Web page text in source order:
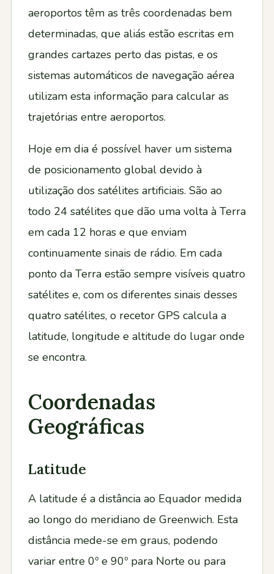
aeroportos têm as três coordenadas bem
determinadas, que aliás estão escritas em
grandes cartazes perto das pistas, e os
sistemas automáticos de navegação aérea
utilizam esta informação para calcular as
trajetórias entre aeroportos.
Hoje em dia é possível haver um sistema
de posicionamento global devido à
utilização dos satélites artificiais. São ao
todo 24 satélites que dão uma volta à Terra
em cada 12 horas e que enviam
continuamente sinais de rádio. Em cada
ponto da Terra estão sempre visíveis quatro
satélites e, com os diferentes sinais desses
quatro satélites, o recetor GPS calcula a
latitude, longitude e altitude do lugar onde
se encontra.
Coordenadas
Geográficas
Latitude
A latitude é a distância ao Equador medida
ao longo do meridiano de Greenwich. Esta
distância mede-se em graus, podendo
variar entre 0º e 90º para Norte ou para